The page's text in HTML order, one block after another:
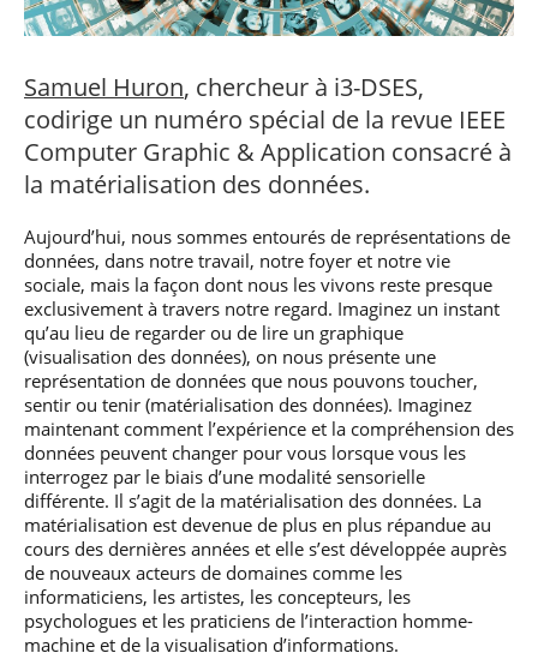
S’engager à Télécom
Paris
responsable : nos
élèves impliqués
Parcours Numérique
Enquête 1er emploi
Corps des Mines
donnant accès aux
Corps techniques de
l’État
Artificielle en
alternance
Expert
cybersécurité des
réseaux et des
systèmes
d’information
Artificielle – Expert
Data & MLops
Intelligence
Artificielle
multimodale et
autonome
Je suis élève en
situation de
faire ?
Vous êtes admis,
arrivée
Financement
Entreprises &
solutions Mastère
Spécialisé
Brochures &
contacts
Événements des
formations de
Mastère Spécialisé
professionnel
• Journaliste
• Diplômé
• Créateur d’entreprise
Samuel Huron, chercheur à i3-DSES,
codirige un numéro spécial de la revue IEEE
Computer Graphic & Application consacré à
la matérialisation des données.
Aujourd’hui, nous sommes entourés de représentations de
données, dans notre travail, notre foyer et notre vie
sociale, mais la façon dont nous les vivons reste presque
exclusivement à travers notre regard. Imaginez un instant
qu’au lieu de regarder ou de lire un graphique
(visualisation des données), on nous présente une
représentation de données que nous pouvons toucher,
sentir ou tenir (matérialisation des données). Imaginez
maintenant comment l’expérience et la compréhension des
données peuvent changer pour vous lorsque vous les
interrogez par le biais d’une modalité sensorielle
différente. Il s’agit de la matérialisation des données. La
matérialisation est devenue de plus en plus répandue au
cours des dernières années et elle s’est développée auprès
de nouveaux acteurs de domaines comme les
informaticiens, les artistes, les concepteurs, les
psychologues et les praticiens de l’interaction homme-
machine et de la visualisation d’informations.